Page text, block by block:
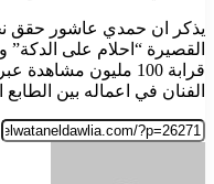
يذكر ان حمدي عاشور حقق
القصيرة “احلام على
قرابة 100 مليون
الفنان في اعماله بين الطابع